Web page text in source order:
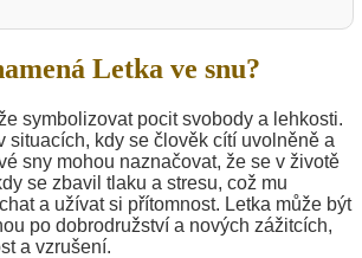
Letka ve snu?
symbolizovat pocit svobody a lehkosti.
situacích, kdy se člověk cítí uvolněně a
sny mohou naznačovat, že se v životě
se zbavil tlaku a stresu, což mu
a užívat si přítomnost. Letka může být
po dobrodružství a nových zážitcích,
a vzrušení.